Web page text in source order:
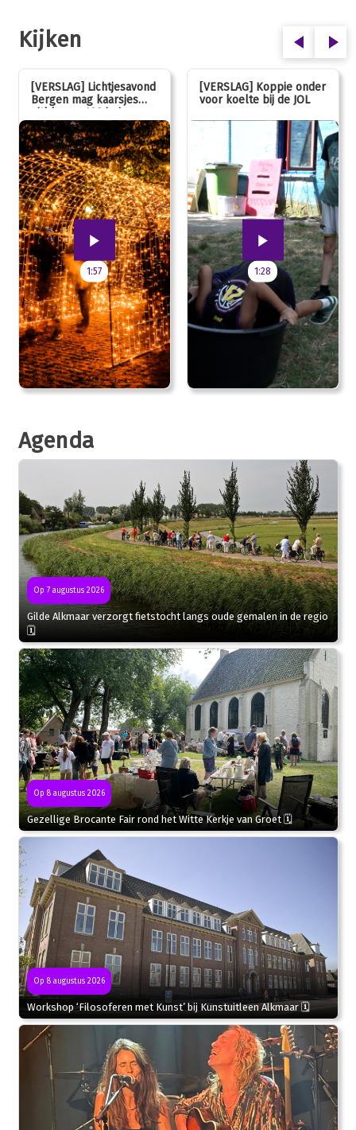
Kijken
[VERSLAG] Lichtjesavond
Bergen mag kaarsjes
uitblazen: 100 jarig
jubileum!
1:57
[VERSLAG] Koppie onder
voor koelte bij de JOL
1:28
Agenda
Op 7 augustus 2026
Gilde Alkmaar verzorgt fietstocht langs oude gemalen in de regio
🗓
Op 8 augustus 2026
Gezellige Brocante Fair rond het Witte Kerkje van Groet 🗓
Op 8 augustus 2026
Workshop ‘Filosoferen met Kunst’ bij Kunstuitleen Alkmaar 🗓